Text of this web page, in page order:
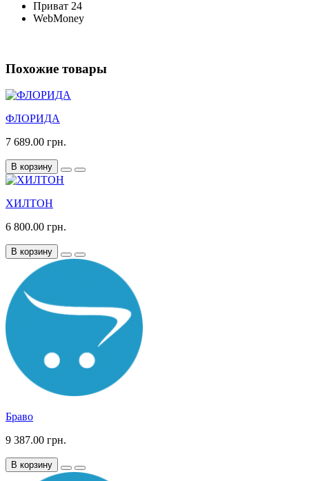
Приват 24
WebMoney
Похожие товары
ФЛОРИДА
7 689.00 грн.
В корзину
ХИЛТОН
6 800.00 грн.
В корзину
Браво
9 387.00 грн.
В корзину